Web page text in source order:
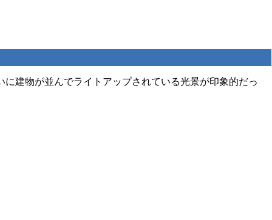
建物が並んでライトアップされている光景が印象的だっ